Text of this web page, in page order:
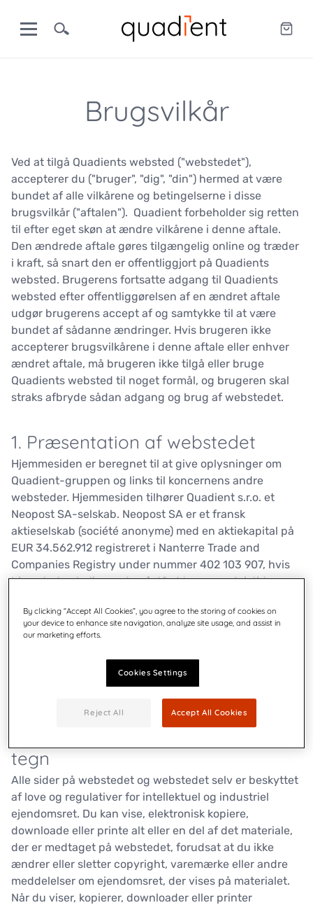
Brugsvilkår
Ved at tilgå Quadients websted ("webstedet"),
accepterer du ("bruger", "dig", "din") hermed at være
bundet af alle vilkårene og betingelserne i disse
brugsvilkår ("aftalen"). Quadient forbeholder sig retten
til efter eget skøn at ændre vilkårene i denne aftale.
Den ændrede aftale gøres tilgængelig online og træder
i kraft, så snart den er offentliggjort på Quadients
websted. Brugerens fortsatte adgang til Quadients
websted efter offentliggørelsen af en ændret aftale
udgør brugerens accept af og samtykke til at være
bundet af sådanne ændringer. Hvis brugeren ikke
accepterer brugsvilkårene i denne aftale eller enhver
ændret aftale, må brugeren ikke tilgå eller bruge
Quadients websted til noget formål, og brugeren skal
straks afbryde sådan adgang og brug af webstedet.
1. Præsentation af webstedet
Hjemmesiden er beregnet til at give oplysninger om
Quadient-gruppen og links til koncernens andre
websteder. Hjemmesiden tilhører Quadient s.r.o. et
Neopost SA-selskab. Neopost SA er et fransk
aktieselskab (société anonyme) med en aktiekapital på
EUR 34.562.912 registreret i Nanterre Trade and
Companies Registry under nummer 402 103 907, hvis
hjemsted er beliggende på 42-46 avenue Aristide
opererer under det kommercielle navn "Quadient".
Quadient marketing team er Publishing Manager.
2. Beskyttelse af intellektuelle
ejendomsrettigheder,
varemærker og karakteristiske
tegn
Alle sider på webstedet og webstedet selv er beskyttet
af love og regulativer for intellektuel og industriel
ejendomsret. Du kan vise, elektronisk kopiere,
downloade eller printe alt eller en del af det materiale,
der er medtaget på webstedet, forudsat at du ikke
ændrer eller sletter copyright, varemærke eller andre
meddelelser om ejendomsret, der vises på materialet.
Når du viser, kopierer, downloader eller printer
By clicking “Accept All Cookies”, you agree to the storing of cookies on
your device to enhance site navigation, analyze site usage, and assist in
our marketing efforts.
Cookies Settings
Reject All Accept All Cookies